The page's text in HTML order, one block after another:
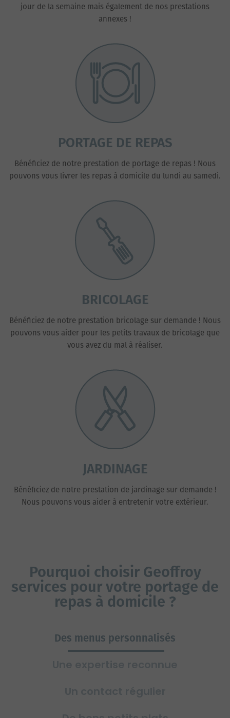
jour de la semaine mais également de nos prestations
annexes !
PORTAGE DE REPAS
Bénéficiez de notre prestation de portage de repas ! Nous
pouvons vous livrer les repas à domicile du lundi au samedi.
BRICOLAGE
Bénéficiez de notre prestation bricolage sur demande ! Nous
pouvons vous aider pour les petits travaux de bricolage que
vous avez du mal à réaliser.
JARDINAGE
Bénéficiez de notre prestation de jardinage sur demande !
Nous pouvons vous aider à entretenir votre extérieur.
Pourquoi choisir Geoffroy
services pour votre portage de
repas à domicile ?
Des menus personnalisés